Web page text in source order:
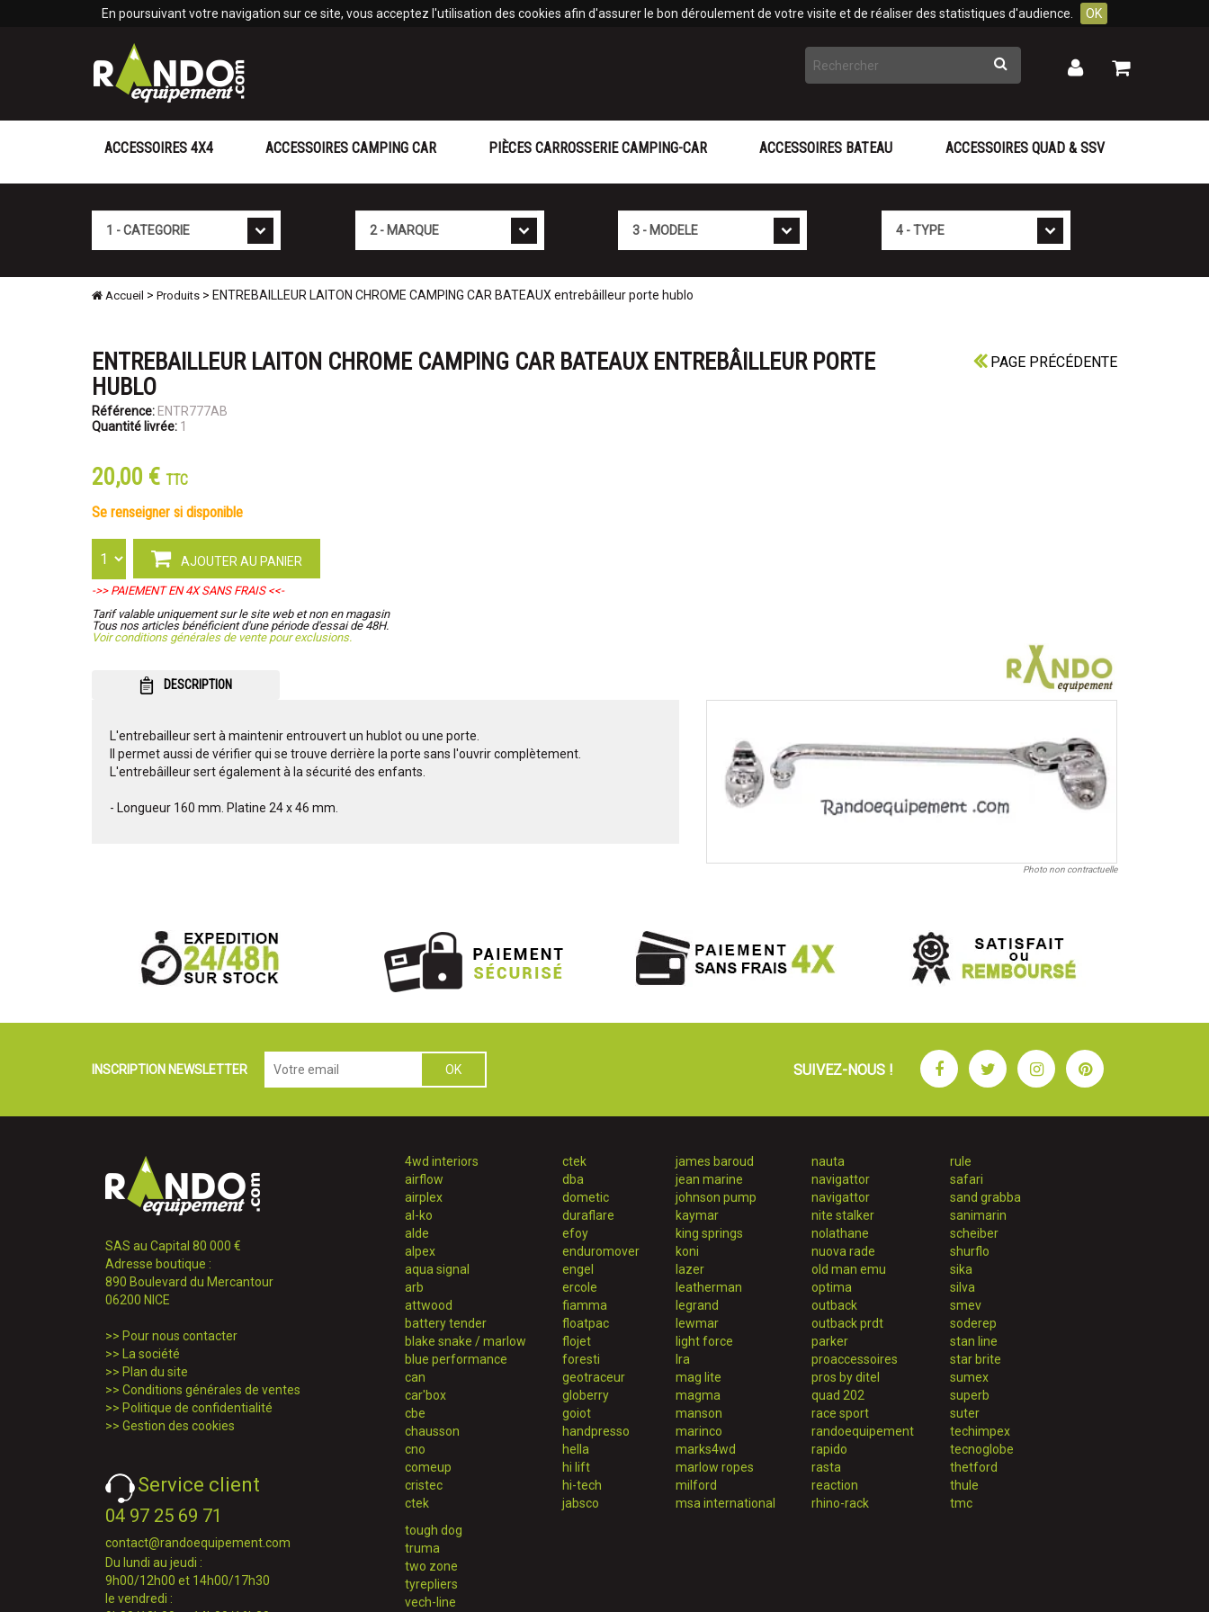
En poursuivant votre navigation sur ce site, vous acceptez l'utilisation des cookies afin d'assurer le bon déroulement de votre visite et de réaliser des statistiques d'audience. OK
Rechercher Mon
Mon
ACCESSOIRES 4X4 ACCESSOIRES CAMPING CAR PIÈCES CARROSSERIE CAMPING-CAR ACCESSOIRES BATEAU ACCESSOIRES QUAD & SSV
Accueil > Produits > ENTREBAILLEUR LAITON CHROME CAMPING CAR BATEAUX entrebâilleur porte hublo
PAGE PRÉCÉDENTE
ENTREBAILLEUR LAITON CHROME CAMPING CAR BATEAUX ENTREBÂILLEUR PORTE
HUBLO
Référence: ENTR777AB
Quantité livrée: 1
20,00 € TTC
se renseigner si disponible
AJOUTER AU PANIER
->> PAIEMENT EN 4X SANS FRAIS <<-
Tarif valable uniquement sur le site web et non en magasin
Tous nos articles bénéficient d'une période d'essai de 48H.
Voir conditions générales de vente pour exclusions.
DESCRIPTION
L'entrebailleur sert à maintenir entrouvert un hublot ou une porte.
Il permet aussi de vérifier qui se trouve derrière la porte sans l'ouvrir complètement.
L'entrebâilleur sert également à la sécurité des enfants.
- Longueur 160 mm. Platine 24 x 46 mm.
Photo non contractuelle
INSCRIPTION NEWSLETTER SUIVEZ-NOUS ! FacebookTwitterInstagramPinterest
SAS au Capital 80 000 €
Adresse boutique :
890 Boulevard du Mercantour
06200 NICE
>> Pour nous contacter
>>
La société
>> Plan du site
>> Conditions générales de ventes
>> Politique de confidentialité
>> Gestion des cookies
Service client
04 97 25 69 71
contact@randoequipement.com
Du lundi au jeudi :
9h00/12h00 et 14h00/17h30
le vendredi :
4wd interiors
airflow
airplex
al-ko
alde
alpex
aqua signal
arb
attwood
battery tender
blake snake / marlow
blue performance
can
car'box
cbe
chausson
cno
comeup
cristec
ctek
ctek
dba
dometic
duraflare
efoy
enduromover
engel
ercole
fiamma
floatpac
flojet
foresti
geotraceur
globerry
goiot
handpresso
hella
hi lift
hi-tech
jabsco
james baroud
jean marine
johnson pump
kaymar
king springs
koni
lazer
leatherman
legrand
lewmar
light force
lra
mag lite
magma
manson
marinco
marks4wd
marlow ropes
milford
msa international
nauta
navigattor
navigattor
nite stalker
nolathane
nuova rade
old man emu
optima
outback
outback prdt
parker
proaccessoires
pros by ditel
quad 202
race sport
randoequipement
rapido
rasta
reaction
rhino-rack
rule
safari
sand grabba
sanimarin
scheiber
shurflo
sika
silva
smev
soderep
stan line
star brite
sumex
superb
suter
techimpex
tecnoglobe
thetford
thule
tmc
tough dog
truma
two zone
tyrepliers
vech-line
Panneau de gestion des cookies